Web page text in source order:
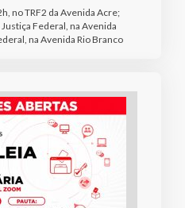
no TRF2 da Avenida Acre;
Federal, na Avenida
na Avenida Rio Branco